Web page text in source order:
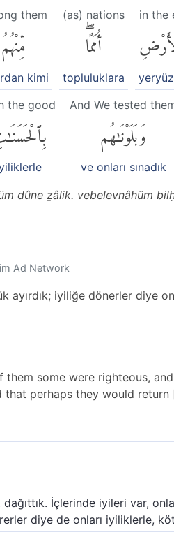
in the
(as) nations
أُمَمًاۖ
topluluklara
them
مِّنْهُمُ
kimi
And We tested
وَبَلَوْنَٰهُم
ve onları sınadık
the good
dûne ẕâlik. vebelevnâhüm
Ad Network
ayırdık; iyiliğe dönerler diye
some were righteous,
perhaps they would return
İçlerinde iyileri var,
diye de onları iyiliklerle,